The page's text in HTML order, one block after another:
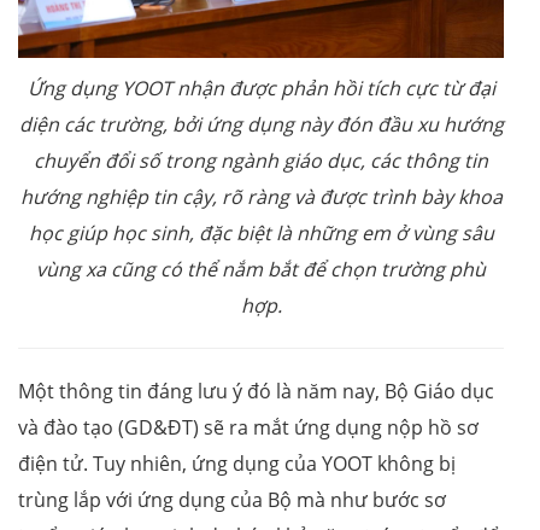
Ứng dụng YOOT nhận được phản hồi tích cực từ đại
diện các trường, bởi ứng dụng này đón đầu xu hướng
chuyển đổi số trong ngành giáo dục, các thông tin
hướng nghiệp tin cậy, rõ ràng và được trình bày khoa
học giúp học sinh, đặc biệt là những em ở vùng sâu
vùng xa cũng có thể nắm bắt để chọn trường phù
hợp.
Một thông tin đáng lưu ý đó là năm nay, Bộ Giáo dục
và đào tạo (GD&ĐT) sẽ ra mắt ứng dụng nộp hồ sơ
điện tử. Tuy nhiên, ứng dụng của YOOT không bị
trùng lắp với ứng dụng của Bộ mà như bước sơ